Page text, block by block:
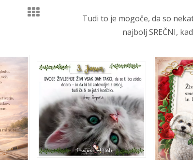
Tudi to je mogoče, da so
najbolj SREČNI,